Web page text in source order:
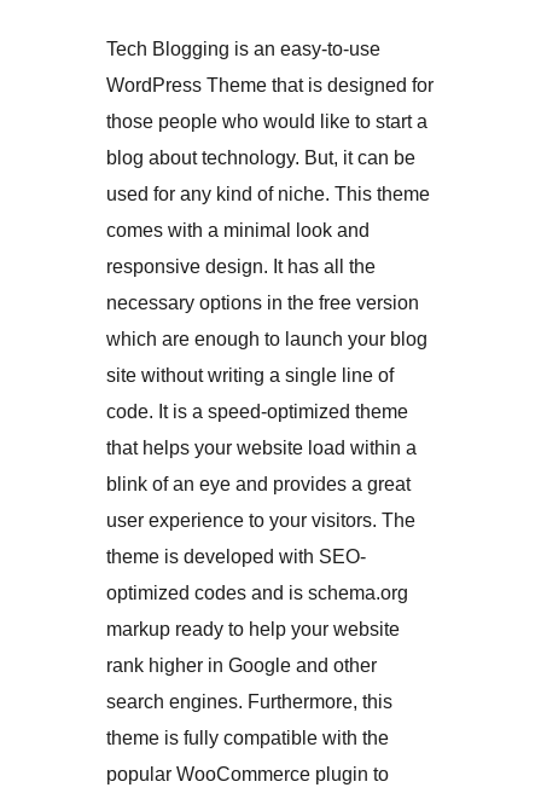
Tech Blogging is an easy-to-use
WordPress Theme that is designed for
those people who would like to start a
blog about technology. But, it can be
used for any kind of niche. This theme
comes with a minimal look and
responsive design. It has all the
necessary options in the free version
which are enough to launch your blog
site without writing a single line of
code. It is a speed-optimized theme
that helps your website load within a
blink of an eye and provides a great
user experience to your visitors. The
theme is developed with SEO-
optimized codes and is schema.org
markup ready to help your website
rank higher in Google and other
search engines. Furthermore, this
theme is fully compatible with the
popular WooCommerce plugin to